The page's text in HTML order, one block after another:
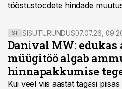
tööstustoodete hindade
märtsis võrreldes veebruariga
võrreldes eelmise aasta
ST SISUTURUNDUS07.07.26,
Danival MW: edukas
müügitöö algab
hinnapakkumise
Kui veel viis aastat tagasi